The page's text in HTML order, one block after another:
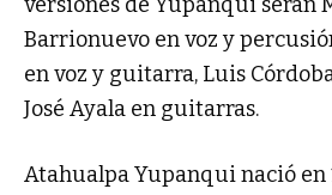
Barrionuevo en voz y
en voz y guitarra, Luis
José Ayala en guitarras.
Atahualpa Yupanqui nació en